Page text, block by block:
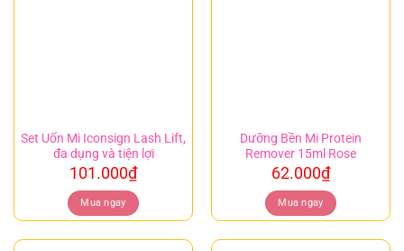
Set Uốn Mi Iconsign Lash Lift,
đa dụng và tiện lợi
101.000₫
Mua ngay
Dưỡng Bền Mi Protein
Remover 15ml Rose
62.000₫
Mua ngay